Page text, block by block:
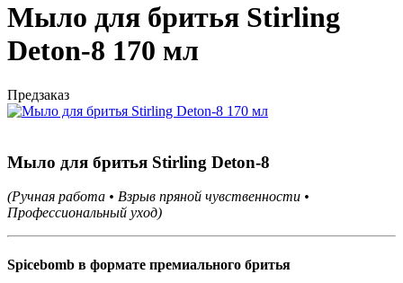
Мыло для бритья Stirling
Deton-8 170 мл
Предзаказ
Мыло для бритья Stirling Deton-8
(Ручная работа • Взрыв пряной чувственности •
Профессиональный уход)
Spicebomb в формате премиального бритья